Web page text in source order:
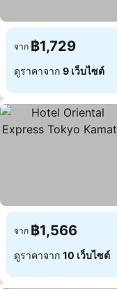
จาก ฿1,729
ดูราคาจาก 9 เว็บไซต์
จาก ฿1,566
ดูราคาจาก 10 เว็บไซต์